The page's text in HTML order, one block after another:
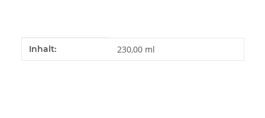
Produkteigenschaft
Wert
Inhalt: 230,00 ml